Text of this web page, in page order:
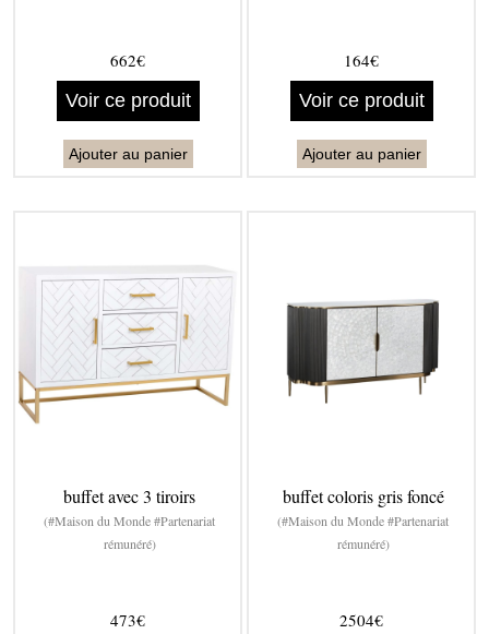
662€
Voir ce produit
Ajouter au panier
164€
Voir ce produit
Ajouter au panier
buffet avec 3 tiroirs
(#Maison du Monde #Partenariat
rémunéré)
473€
buffet coloris gris foncé
(#Maison du Monde #Partenariat
rémunéré)
2504€